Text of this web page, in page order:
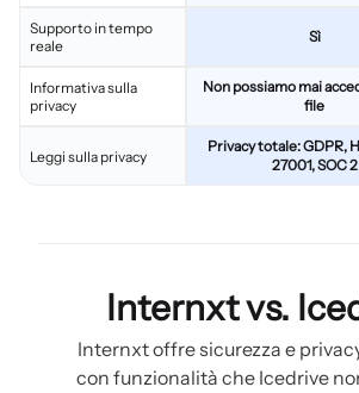
Supporto in tempo
reale
Informativa sulla
privacy
Leggi sulla privacy
Sì
Non possiamo mai
file
Privacy totale: GDPR,
27001, SOC 2
Internxt vs.
Internxt offre sicurezza e
con funzionalità che Icedrive